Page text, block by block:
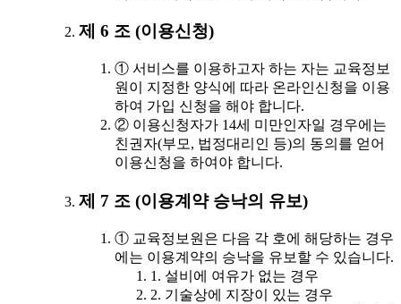
제 6 조 (이용신청)
① 서비스를 이용하고자 하는 자는 교육정보
원이 지정한 양식에 따라 온라인신청을 이용
하여 가입 신청을 해야 합니다.
② 이용신청자가 14세 미만인자일 경우에는
친권자(부모, 법정대리인 등)의 동의를 얻어
이용신청을 하여야 합니다.
제 7 조 (이용계약 승낙의 유보)
① 교육정보원은 다음 각 호에 해당하는 경우
에는 이용계약의 승낙을 유보할 수 있습니다.
1. 설비에 여유가 없는 경우
2. 기술상에 지장이 있는 경우